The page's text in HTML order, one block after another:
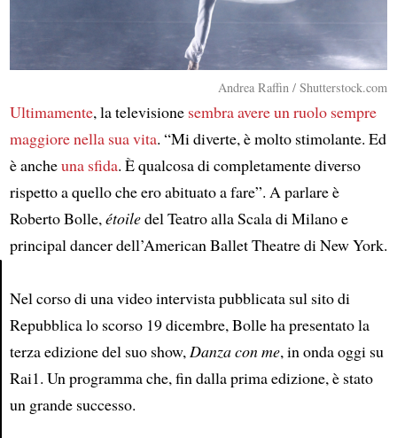
Andrea Raffin / Shutterstock.com
Ultimamente, la televisione sembra avere un ruolo sempre
maggiore nella sua vita. “Mi diverte, è molto stimolante. Ed
è ancheuna sfida. È qualcosa di completamente diverso
rispetto a quello che ero abituato a fare”. A parlare è
Roberto Bolle,étoiledel Teatro alla Scala di Milano e
principal dancer dell’American Ballet Theatre di New York.
Nel corso di una video intervista pubblicata sul sito di
Repubblica lo scorso 19 dicembre, Bolle ha presentato la
terza edizione del suo show,Danza con me, in onda oggi su
Rai1. Un programma che, fin dalla prima edizione, è stato
un grande successo.